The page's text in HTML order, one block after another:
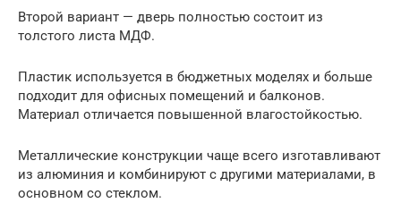
Второй вариант — дверь полностью состоит из
толстого листа МДФ.
Пластик используется в бюджетных моделях и больше
подходит для офисных помещений и балконов.
Материал отличается повышенной влагостойкостью.
Металлические конструкции чаще всего изготавливают
из алюминия и комбинируют с другими материалами, в
основном со стеклом.